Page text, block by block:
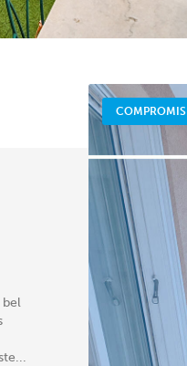
COMPROMIS
bel